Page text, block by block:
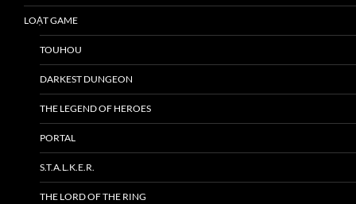
LOẠT GAME
TOUHOU
DARKEST DUNGEON
THE LEGEND OF HEROES
PORTAL
S.T.A.L.K.E.R.
THE LORD OF THE RING